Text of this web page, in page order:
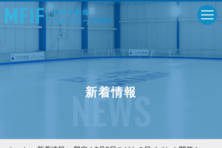
NEWS
新着情報